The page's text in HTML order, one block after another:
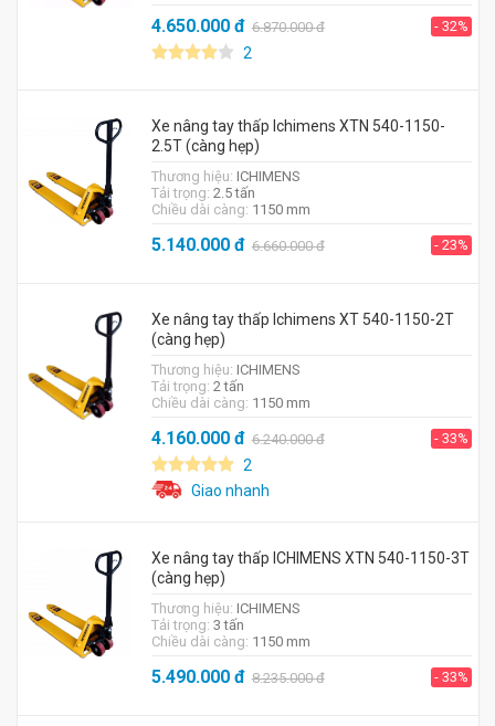
4.650.000đ 6.870.000đ - 32%
2
Xe nâng tay thấp Ichimens XTN 540-1150-
2.5T (càng hẹp)
Thương hiệu: ICHIMENS
Tải trọng: 2.5 tấn
Chiều dài càng: 1150 mm
5.140.000đ 6.660.000đ - 23%
Xe nâng tay thấp Ichimens XT 540-1150-2T
(càng hẹp)
Thương hiệu: ICHIMENS
Tải trọng: 2 tấn
Chiều dài càng: 1150 mm
4.160.000đ 6.240.000đ - 33%
2
Giao nhanh
Xe nâng tay thấp ICHIMENS XTN 540-1150-3T
(càng hẹp)
Thương hiệu: ICHIMENS
Tải trọng: 3 tấn
Chiều dài càng: 1150 mm
5.490.000đ 8.235.000đ - 33%